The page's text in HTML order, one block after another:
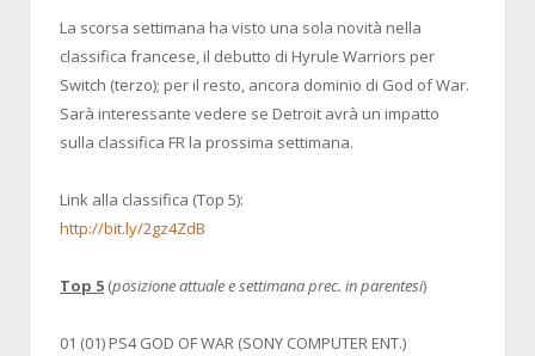
La scorsa settimana ha visto una sola novità nella
classifica francese, il debutto di Hyrule Warriors per
Switch (terzo); per il resto, ancora dominio di God of War.
Sarà interessante vedere se Detroit avrà un impatto
sulla classifica FR la prossima settimana.
Link alla classifica (Top 5):
http://bit.ly/2gz4ZdB
Top 5 (posizione attuale e settimana prec. in parentesi)
01 (01) PS4 GOD OF WAR (SONY COMPUTER ENT.)